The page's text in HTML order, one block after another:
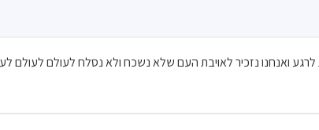
ואנחנו נזכיר לאויבת העם שלא נשכח ולא נסלח לעולם לעולם